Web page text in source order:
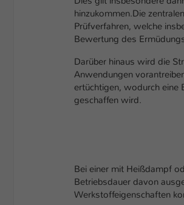
hinzukommen.Die
Prüfverfahren, welche
Bewertung des
Darüber hinaus wird die
Anwendungen
ertüchtigen, wodurch eine
geschaffen wird.
Bei einer mit Heißdampf
Betriebs­dauer davon
Werkstoffeigenschaften